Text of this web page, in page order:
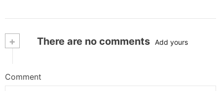
+ There are no comments Add yours
Comment